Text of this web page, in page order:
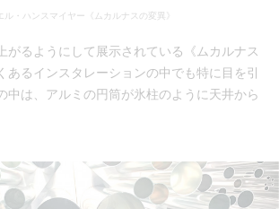
・ハンスマイヤー《ムカルナスの変異》
がるようにして展示されている《ムカルナス
あるインスタレーションの中でも特に目を引
中は、アルミの円筒が氷柱のように天井から